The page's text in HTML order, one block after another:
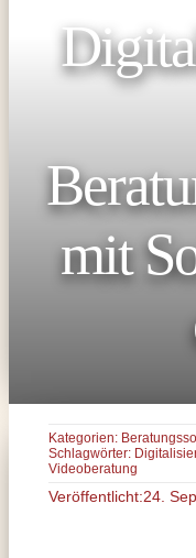
mit
Kategorien:
Schlagwörter:
Videoberatung
Veröffentlicht:24.